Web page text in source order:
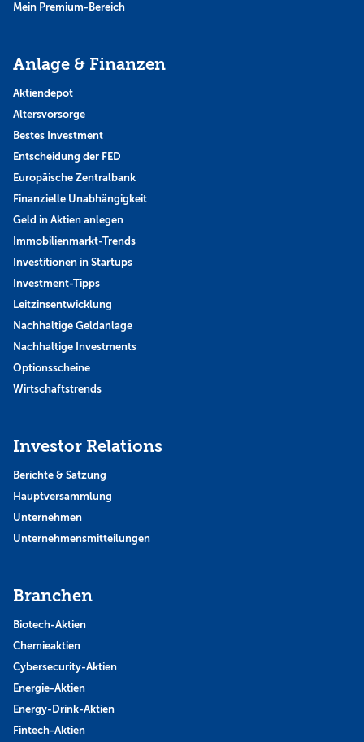
Mein Premium-Bereich
Anlage & Finanzen
Aktiendepot
Altersvorsorge
Bestes Investment
Entscheidung der FED
Europäische Zentralbank
Finanzielle Unabhängigkeit
Geld in Aktien anlegen
Immobilienmarkt-Trends
Investitionen in Startups
Investment-Tipps
Leitzinsentwicklung
Nachhaltige Geldanlage
Nachhaltige Investments
Optionsscheine
Wirtschaftstrends
Investor Relations
Berichte & Satzung
Hauptversammlung
Unternehmen
Unternehmensmitteilungen
Branchen
Biotech-Aktien
Chemieaktien
Cybersecurity-Aktien
Energie-Aktien
Energy-Drink-Aktien
Fintech-Aktien